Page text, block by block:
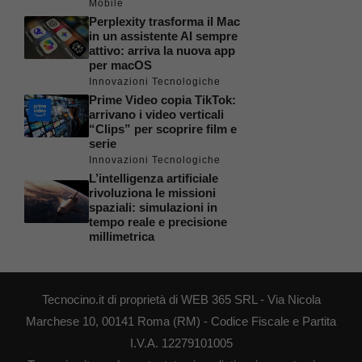
Mobile
Perplexity trasforma il Mac
in un assistente AI sempre
attivo: arriva la nuova app
per macOS
Innovazioni Tecnologiche
Prime Video copia TikTok:
arrivano i video verticali
“Clips” per scoprire film e
serie
Innovazioni Tecnologiche
L’intelligenza artificiale
rivoluziona le missioni
spaziali: simulazioni in
tempo reale e precisione
millimetrica
Tecnocino.it di proprietà di WEB 365 SRL - Via Nicola
Marchese 10, 00141 Roma (RM) - Codice Fiscale e Partita
I.V.A. 12279101005